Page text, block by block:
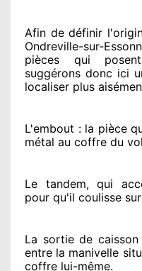
Afin de définir
Ondreville-sur-
pièces qui
suggérons donc ici
localiser plus
L'embout : la pièce
métal au coffre du
Le tandem, qui
pour qu'il coulisse
La sortie de
entre la manivelle
coffre lui-même.